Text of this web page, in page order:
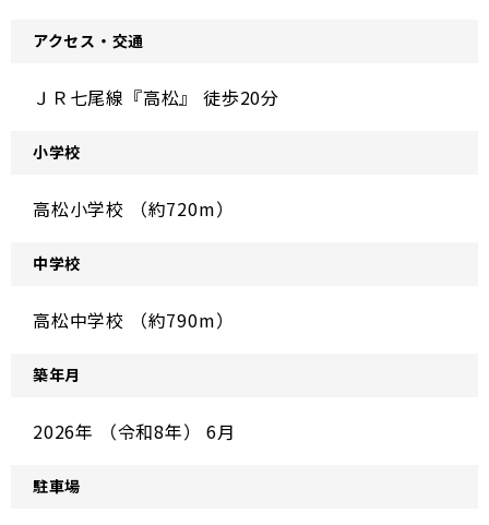
アクセス・交通
ＪＲ七尾線『高松』 徒歩20分
小学校
高松小学校 （約720m）
中学校
高松中学校 （約790m）
築年月
2026年 （令和8年） 6月
駐車場